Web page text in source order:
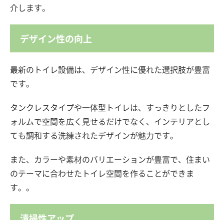
介します。
デザイン性の向上
最新のトイレ設備は、デザイン性に優れた選択肢が豊富
です。
タンクレスタイプや一体型トイレは、すっきりとしたフ
ォルムで空間を広く見せるだけでなく、インテリアとし
ても調和する洗練されたデザインが魅力です。
また、カラーや素材のバリエーションが豊富で、住まい
のテーマに合わせたトイレ空間を作ることができま
す。。